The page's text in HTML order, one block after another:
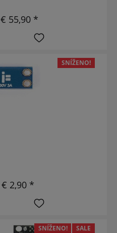
€ 55,90 *
SNÍŽENO!
€ 2,90 *
SNÍŽENO! SALE